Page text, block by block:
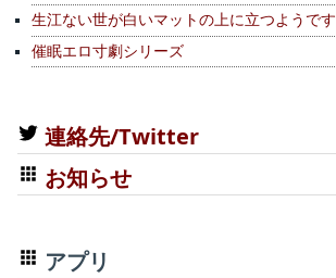
生江ない世が白いマットの上に立つようです
催眠エロ寸劇シリーズ
連絡先/Twitter
お知らせ
アプリ